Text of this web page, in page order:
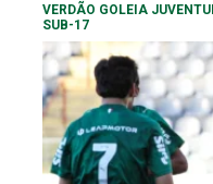
VERDÃO GOLEIA
SUB-17